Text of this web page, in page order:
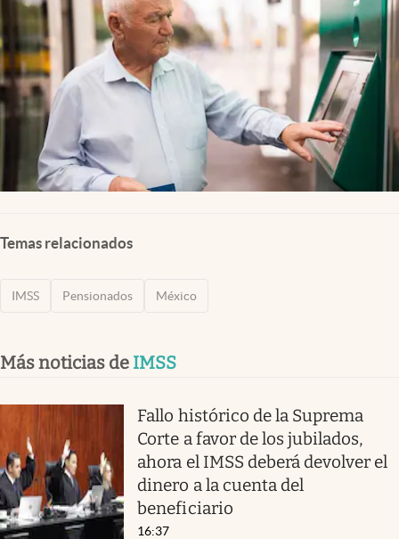
abre en nueva pestaña
México
Temas relacionados
IMSS Pensionados México
Más noticias de IMSS
Fallo histórico de la Suprema
Corte a favor de los jubilados,
ahora el IMSS deberá devolver el
dinero a la cuenta del
beneficiario
16:37